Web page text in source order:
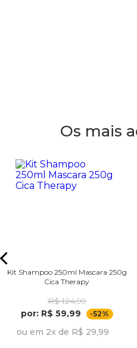
Os mais
Kit Shampoo 250ml Mascara 250g
Cica Therapy
R$ 124,99
por: R$ 59,99
-52%
ou em 2x de R$ 29,99